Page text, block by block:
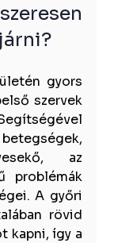
gyors
szervek
az
problémák
A győri
rövid
kapni, így a